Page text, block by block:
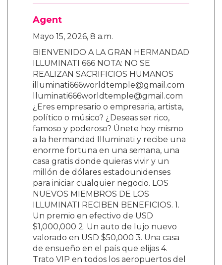
Agent
Mayo 15, 2026, 8 a.m.
BIENVENIDO A LA GRAN HERMANDAD
ILLUMINATI 666 NOTA: NO SE
REALIZAN SACRIFICIOS HUMANOS
illuminati666worldtemple@gmail.com
lluminati666worldtemple@gmail.com
¿Eres empresario o empresaria, artista,
político o músico? ¿Deseas ser rico,
famoso y poderoso? Únete hoy mismo
a la hermandad Illuminati y recibe una
enorme fortuna en una semana, una
casa gratis donde quieras vivir y un
millón de dólares estadounidenses
para iniciar cualquier negocio. LOS
NUEVOS MIEMBROS DE LOS
ILLUMINATI RECIBEN BENEFICIOS. 1.
Un premio en efectivo de USD
$1,000,000 2. Un auto de lujo nuevo
valorado en USD $50,000 3. Una casa
de ensueño en el país que elijas 4.
Trato VIP en todos los aeropuertos del